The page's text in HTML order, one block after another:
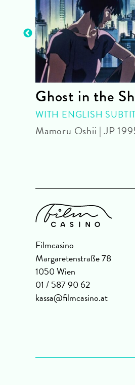
Ghost in the
WITH ENGLISH
Mamoru Oshii | JP
Filmcasino
Margaretenstraße 78
1050 Wien
01 / 587 90 62
kassa@filmcasino.at